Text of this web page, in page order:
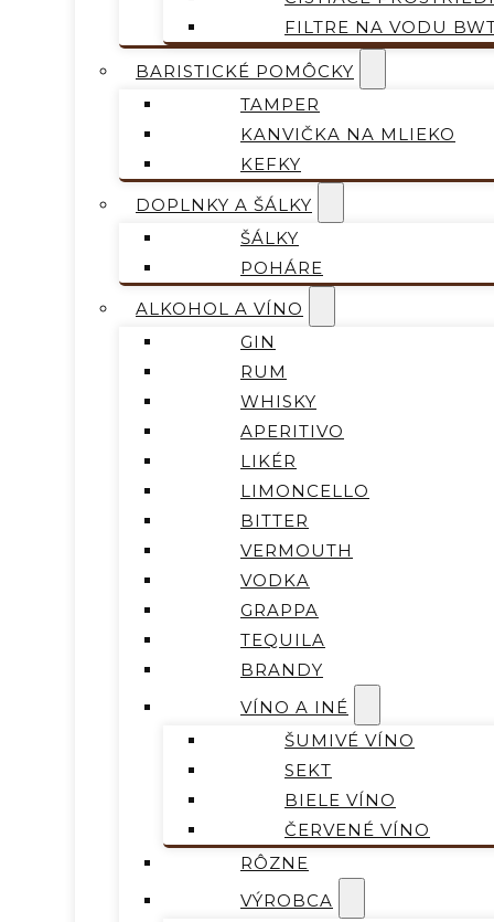
FILTRE NA VODU
BARISTICKÉ POMÔCKY
TAMPER
KANVIČKA NA MLIEKO
KEFKY
DOPLNKY A ŠÁLKY
ŠÁLKY
POHÁRE
ALKOHOL A VÍNO
GIN
RUM
WHISKY
APERITIVO
LIKÉR
LIMONCELLO
BITTER
VERMOUTH
VODKA
GRAPPA
TEQUILA
BRANDY
VÍNO A INÉ
ŠUMIVÉ VÍNO
SEKT
BIELE VÍNO
ČERVENÉ VÍNO
RÔZNE
VÝROBCA